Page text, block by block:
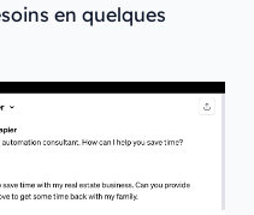
en quelques